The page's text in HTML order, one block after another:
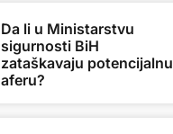
Da li u Ministarstvu
sigurnosti BiH
zataškavaju potencijalnu
aferu?